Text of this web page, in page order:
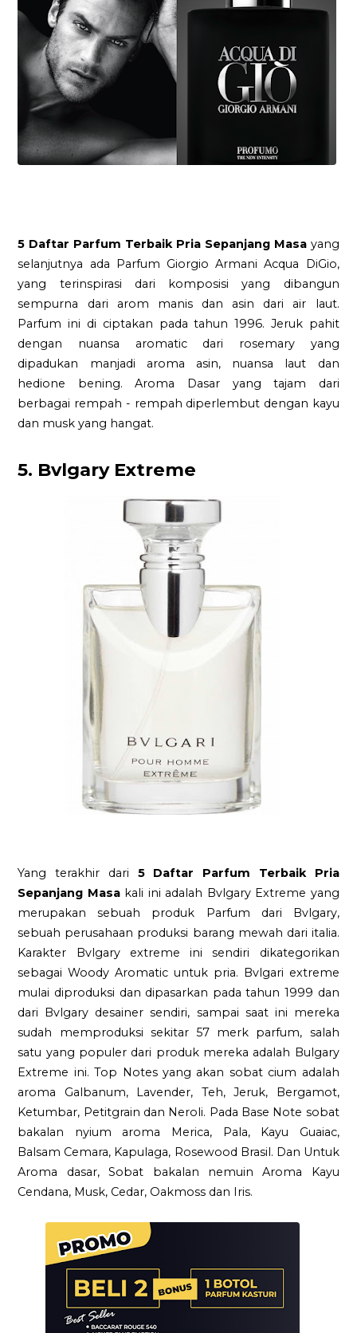
5 Daftar Parfum Terbaik Pria Sepanjang Masayang
selanjutnya ada Parfum Giorgio Armani Acqua DiGio,
yang terinspirasi dari komposisi yang dibangun
sempurna dari arom manis dan asin dari air laut.
Parfum ini di ciptakan pada tahun 1996. Jeruk pahit
dengan nuansa aromatic dari rosemary yang
dipadukan manjadi aroma asin, nuansa laut dan
hedione bening. Aroma Dasar yang tajam dari
berbagai rempah - rempah diperlembut dengan kayu
dan musk yang hangat.
5. Bvlgary Extreme
Yang terakhir dari 5 Daftar Parfum Terbaik Pria
Sepanjang Masakali ini adalah Bvlgary Extreme yang
merupakan sebuah produk Parfum dari Bvlgary,
sebuah perusahaan produksi barang mewah dari italia.
Karakter Bvlgary extreme ini sendiri dikategorikan
sebagai Woody Aromatic untuk pria. Bvlgari extreme
mulai diproduksi dan dipasarkan pada tahun 1999 dan
dari Bvlgary desainer sendiri, sampai saat ini mereka
sudah memproduksi sekitar 57 merk parfum, salah
satu yang populer dari produk mereka adalah Bulgary
Extreme ini. Top Notes yang akan sobat cium adalah
aroma Galbanum, Lavender, Teh, Jeruk, Bergamot,
Ketumbar, Petitgrain dan Neroli. Pada Base Note sobat
bakalan nyium aroma Merica, Pala, Kayu Guaiac,
Balsam Cemara, Kapulaga, Rosewood Brasil. Dan Untuk
Aroma dasar, Sobat bakalan nemuin Aroma Kayu
Cendana, Musk, Cedar, Oakmoss dan Iris.